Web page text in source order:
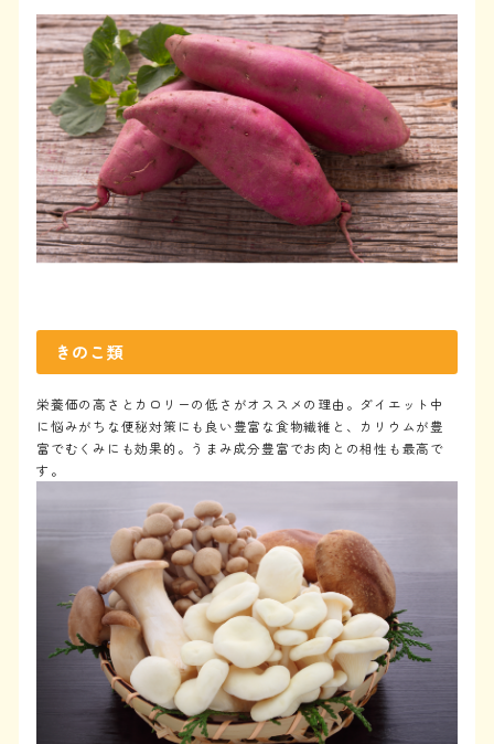
きのこ類
栄養価の高さとカロリーの低さがオススメの理由。ダイエット中
に悩みがちな便秘対策にも良い豊富な食物繊維と、カリウムが豊
富でむくみにも効果的。うまみ成分豊富でお肉との相性も最高で
す。